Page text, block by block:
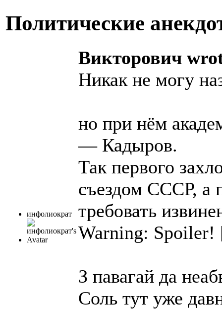
Политические
инфолиократ
Викторович
Никак не могу
но при нём
— Кадыров.
Так первого
съездом СССР, а
требовать
Warning: Spoiler!
З павагай да
Соль тут уже